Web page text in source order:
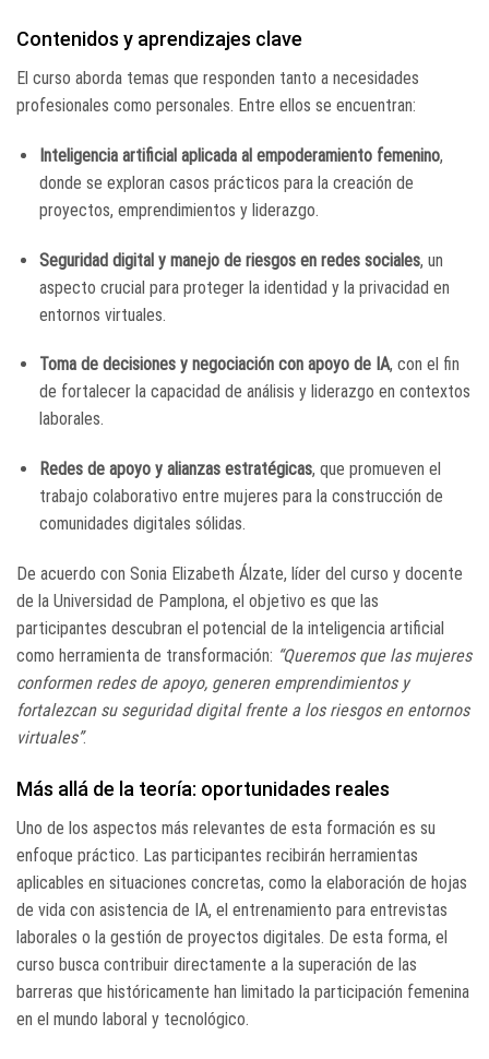
Contenidos y aprendizajes clave
El curso aborda temas que responden tanto a necesidades
profesionales como personales. Entre ellos se encuentran:
Inteligencia artificial aplicada al empoderamiento femenino,
donde se exploran casos prácticos para la creación de
proyectos, emprendimientos y liderazgo.
Seguridad digital y manejo de riesgos en redes sociales, un
aspecto crucial para proteger la identidad y la privacidad en
entornos virtuales.
Toma de decisiones y negociación con apoyo de IA, con el fin
de fortalecer la capacidad de análisis y liderazgo en contextos
laborales.
Redes de apoyo y alianzas estratégicas, que promueven el
trabajo colaborativo entre mujeres para la construcción de
comunidades digitales sólidas.
De acuerdo con Sonia Elizabeth Álzate, líder del curso y docente
de la Universidad de Pamplona, el objetivo es que las
participantes descubran el potencial de la inteligencia artificial
como herramienta de transformación: “Queremos que las mujeres
conformen redes de apoyo, generen emprendimientos y
fortalezcan su seguridad digital frente a los riesgos en entornos
virtuales”.
Más allá de la teoría: oportunidades reales
Uno de los aspectos más relevantes de esta formación es su
enfoque práctico. Las participantes recibirán herramientas
aplicables en situaciones concretas, como la elaboración de hojas
de vida con asistencia de IA, el entrenamiento para entrevistas
laborales o la gestión de proyectos digitales. De esta forma, el
curso busca contribuir directamente a la superación de las
barreras que históricamente han limitado la participación femenina
en el mundo laboral y tecnológico.